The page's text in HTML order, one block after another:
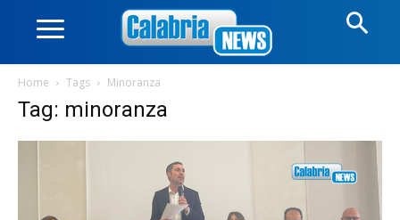
Home Tags Minoranza
Tag: minoranza